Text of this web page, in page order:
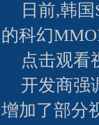
日前,韩
的科幻
点击观看
开发商强
增加了部分